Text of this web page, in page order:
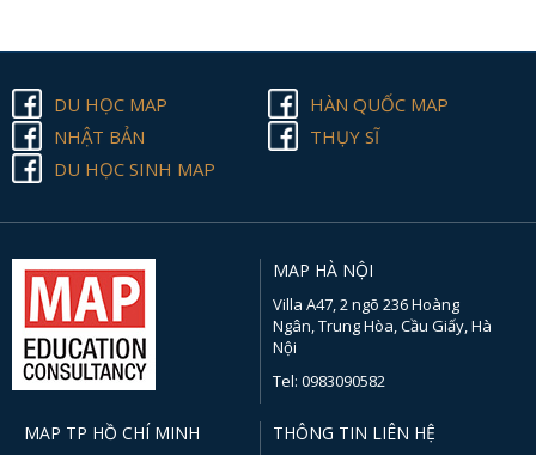
DU HỌC MAP
HÀN QUỐC MAP
NHẬT BẢN
THỤY SĨ
DU HỌC SINH MAP
MAP HÀ NỘI
Villa A47, 2 ngõ 236 Hoàng
Ngân, Trung Hòa, Cầu Giấy, Hà
Nội
Tel: 0983090582
MAP TP HỒ CHÍ MINH THÔNG TIN LIÊN HỆ